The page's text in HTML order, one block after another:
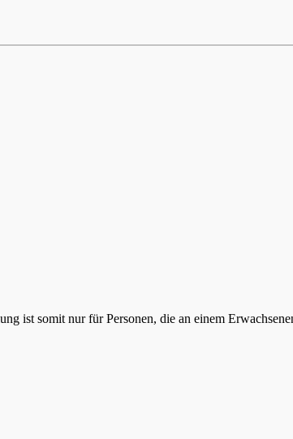
ist somit nur für Personen, die an einem